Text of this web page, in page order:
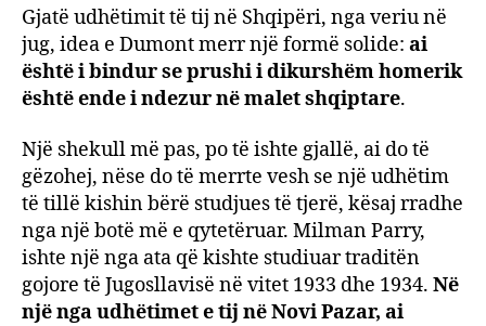
Gjatë udhëtimit të tij në Shqipëri, nga veriu në
jug, idea e Dumont merr një formë solide: ai
është i bindur se prushi i dikurshëm homerik
është ende i ndezur në malet shqiptare.
Një shekull më pas, po të ishte gjallë, ai do të
gëzohej, nëse do të merrte vesh se një udhëtim
të tillë kishin bërë studjues të tjerë, kësaj rradhe
nga një botë më e qytetëruar. Milman Parry,
ishte një nga ata që kishte studiuar traditën
gojore të Jugosllavisë në vitet 1933 dhe 1934. Në
një nga udhëtimet e tij në Novi Pazar, ai